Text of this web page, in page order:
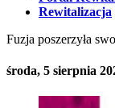
Rewitalizacja
Fuzja poszerzyła
środa, 5 sierpnia